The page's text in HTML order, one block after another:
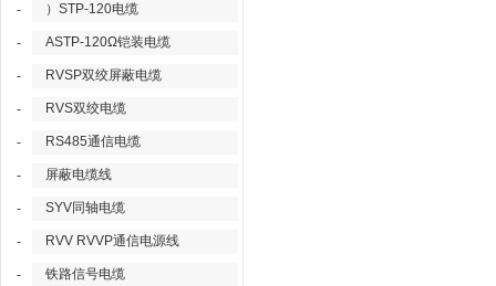
- ）STP-120电缆
- ASTP-120Ω铠装电缆
- RVSP双绞屏蔽电缆
- RVS双绞电缆
- RS485通信电缆
- 屏蔽电缆线
- SYV同轴电缆
- RVV RVVP通信电源线
- 铁路信号电缆